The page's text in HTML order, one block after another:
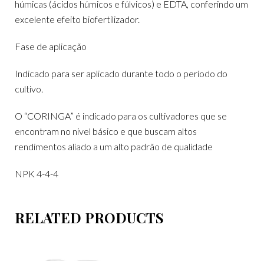
húmicas (ácidos húmicos e fúlvicos) e EDTA, conferindo um
excelente efeito biofertilizador.
Fase de aplicação
Indicado para ser aplicado durante todo o período do
cultivo.
O “CORINGA” é indicado para os cultivadores que se
encontram no nivel básico e que buscam altos
rendimentos aliado a um alto padrão de qualidade
NPK 4-4-4
RELATED PRODUCTS